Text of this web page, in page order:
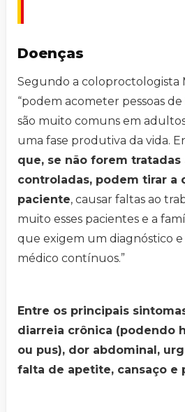
Doenças
Segundo a coloproctologista
“podem acometer pessoas de
são muito comuns em
uma fase produtiva da vida.
que, se não forem
controladas, podem tirar a
paciente, causar faltas ao
muito esses pacientes e a
que exigem um diagnóstico
médico contínuos.”
Entre os principais
diarreia crônica (podendo
ou pus), dor abdominal,
falta de apetite, cansaço e